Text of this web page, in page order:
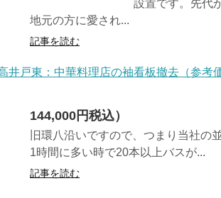
設置です。先代
地元の方に愛され...
記事を読む
144,000円税込）
旧環八沿いですので、つまり当社の
1時間に多い時で20本以上バスが...
記事を読む